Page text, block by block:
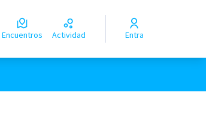
Encuentros Actividad Entra